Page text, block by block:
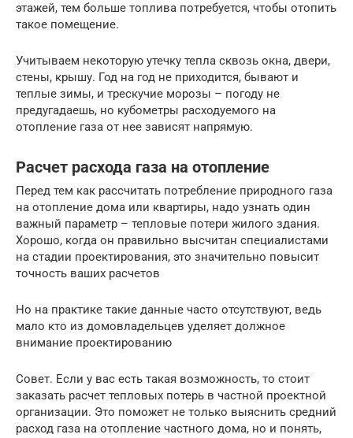
этажей, тем больше топлива потребуется, чтобы отопить
такое помещение.
Учитываем некоторую утечку тепла сквозь окна, двери,
стены, крышу. Год на год не приходится, бывают и
теплые зимы, и трескучие морозы – погоду не
предугадаешь, но кубометры расходуемого на
отопление газа от нее зависят напрямую.
Расчет расхода газа на отопление
Перед тем как рассчитать потребление природного газа
на отопление дома или квартиры, надо узнать один
важный параметр – тепловые потери жилого здания.
Хорошо, когда он правильно высчитан специалистами
на стадии проектирования, это значительно повысит
точность ваших расчетов
Но на практике такие данные часто отсутствуют, ведь
мало кто из домовладельцев уделяет должное
внимание проектированию
Совет. Если у вас есть такая возможность, то стоит
заказать расчет тепловых потерь в частной проектной
организации. Это поможет не только выяснить средний
расход газа на отопление частного дома, но и понять,